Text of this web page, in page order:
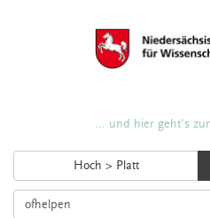
... und hier geht's
Hoch > Platt